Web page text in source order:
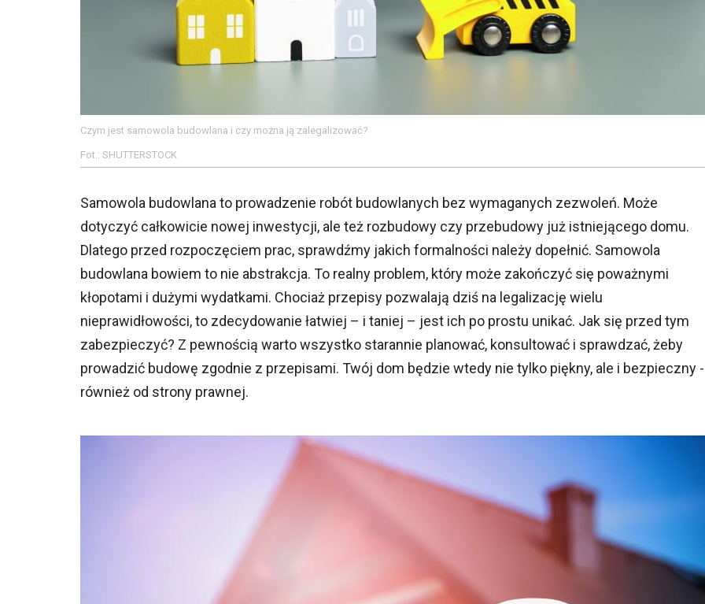
Czym jest samowola budowlana i czy można ją zalegalizować?
Fot.: SHUTTERSTOCK
Samowola budowlana to prowadzenie robót budowlanych bez wymaganych zezwoleń. Może
dotyczyć całkowicie nowej inwestycji, ale też rozbudowy czy przebudowy już istniejącego domu.
Dlatego przed rozpoczęciem prac, sprawdźmy jakich formalności należy dopełnić. Samowola
budowlana bowiem to nie abstrakcja. To realny problem, który może zakończyć się poważnymi
kłopotami i dużymi wydatkami. Chociaż przepisy pozwalają dziś na legalizację wielu
nieprawidłowości, to zdecydowanie łatwiej – i taniej – jest ich po prostu unikać. Jak się przed tym
zabezpieczyć? Z pewnością warto wszystko starannie planować, konsultować i sprawdzać, żeby
prowadzić budowę zgodnie z przepisami. Twój dom będzie wtedy nie tylko piękny, ale i bezpieczny -
również od strony prawnej.